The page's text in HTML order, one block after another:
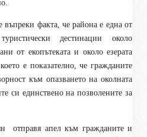
факта, че района е една от
дестинации около
от екопътеката и около езерата
е показателно, че гражданите
към опазването на околната
си единствено на позволените за
отправя апел към гражданите и